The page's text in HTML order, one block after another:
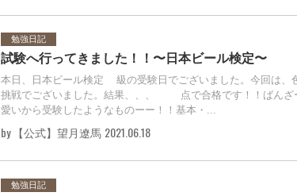
勉強日記
試験へ行ってきました！！〜日本ビール検定〜
本日、日本ビール検定3級の受験日でございました。今回は、
挑戦でございました。結果、、、89点で合格です！！ばんざ
愛いから受験したようなものーー！！基本・...
by 【公式】望月遼馬 2021.06.18
勉強日記